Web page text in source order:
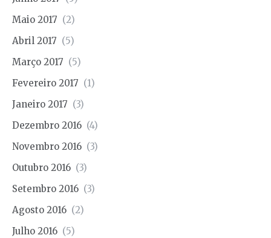
Maio 2017 (2)
Abril 2017 (5)
Março 2017 (5)
Fevereiro 2017 (1)
Janeiro 2017 (3)
Dezembro 2016 (4)
Novembro 2016 (3)
Outubro 2016 (3)
Setembro 2016 (3)
Agosto 2016 (2)
Julho 2016 (5)